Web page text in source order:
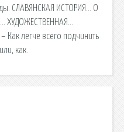
СЛАВЯНСКАЯ ИСТОРИЯ… О
ХУДОЖЕСТВЕННАЯ…
Как легче всего подчинить
как.